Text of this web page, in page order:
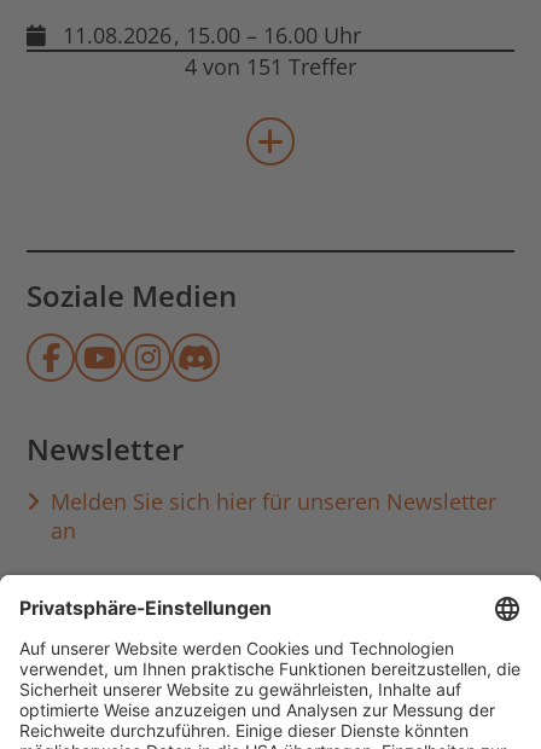
11.08.2026, 15.00 – 16.00 Uhr
4 von 151 Treffer
mehr Veranstaltungen
Soziale Medien
Münchner Stadtbibliothek auf
Münchner Stadtbibliothek auf
Münchner Stadtbibliothek
Münchner
Newsletter
Melden Sie sich hier für unseren Newsletter
an
Häufig aufgerufen
Standorte & Öffnungszeiten
anmelden & ausleihen